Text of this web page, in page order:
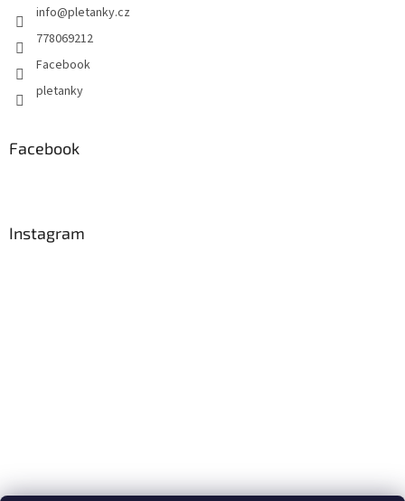
info@pletanky.cz
778069212
Facebook
pletanky
Facebook
Instagram